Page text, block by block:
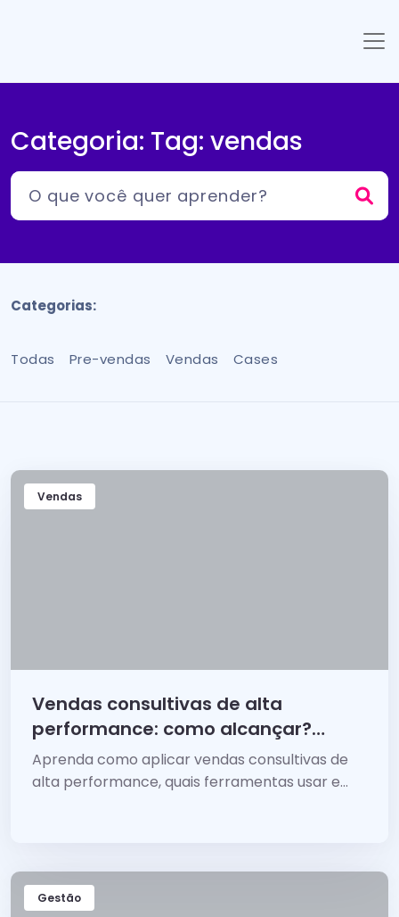
Categoria: Tag: vendas
Categorias:
Todas Pre-vendas Vendas Cases
Vendas
Vendas consultivas de alta
performance: como alcançar?
Manual
Aprenda como aplicar vendas consultivas de
alta performance, quais ferramentas usar e
Gestão